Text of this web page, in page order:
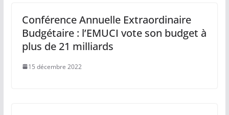
Conférence Annuelle Extraordinaire
Budgétaire : l’EMUCI vote son budget à
plus de 21 milliards
15 décembre 2022